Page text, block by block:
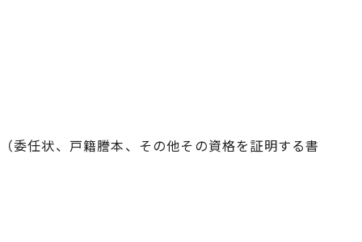
任状、戸籍謄本、その他その資格を証明する書